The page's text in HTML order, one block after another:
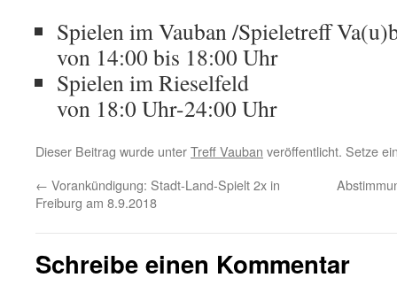
Spielen im Vauban /Spieletreff
von 14:00 bis 18:00 Uhr
Spielen im Rieselfeld
von 18:0 Uhr-24:00 Uhr
Dieser Beitrag wurde unterTreff Vauban veröffentlicht. Setze
← Vorankündigung: Stadt-Land-Spielt 2x in
Freiburg am 8.9.2018
Schreibe einen Kommentar